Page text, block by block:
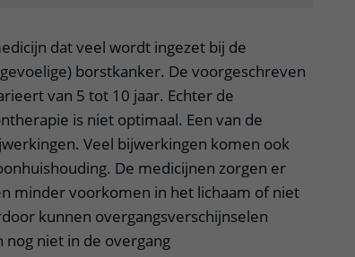
dat veel wordt ingezet bij de
borstkanker. De voorgeschreven
van 5 tot 10 jaar. Echter de
is niet optimaal. Een van de
Veel bijwerkingen komen ook
De medicijnen zorgen er
minder voorkomen in het lichaam of niet
kunnen overgangsverschijnselen
niet in de overgang